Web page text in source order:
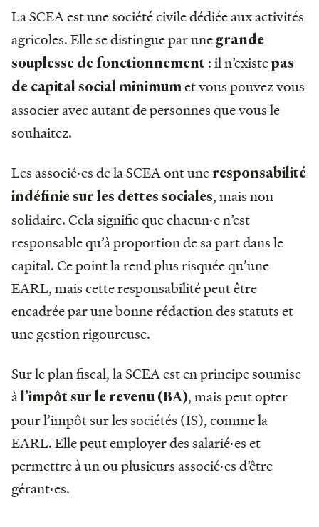
La SCEA est une société civile dédiée aux activités
agricoles. Elle se distingue par une grande
souplesse de fonctionnement : il n’existepas
de capital social minimum et vous pouvez vous
associer avec autant de personnes que vous le
souhaitez.
Les associé·es de la SCEA ont une responsabilité
indéfinie sur les dettes sociales, mais non
solidaire. Cela signifie que chacun·e n’est
responsable qu’à proportion de sa part dans le
capital. Ce point la rend plus risquée qu’une
EARL, mais cette responsabilité peut être
encadrée par une bonne rédaction des statuts et
une gestion rigoureuse.
Sur le plan fiscal, la SCEA est en principe soumise
àl’impôt sur le revenu (BA), mais peut opter
pour l’impôt sur les sociétés (IS), comme la
EARL. Elle peut employer des salarié·es et
permettre à un ou plusieurs associé·es d’être
gérant·es.